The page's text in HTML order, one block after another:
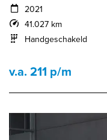
2021
41.027 km
Handgeschakeld
v.a. 211 p/m